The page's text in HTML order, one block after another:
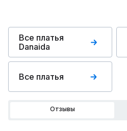
Все платья
Danaida
Все платья
Отзывы